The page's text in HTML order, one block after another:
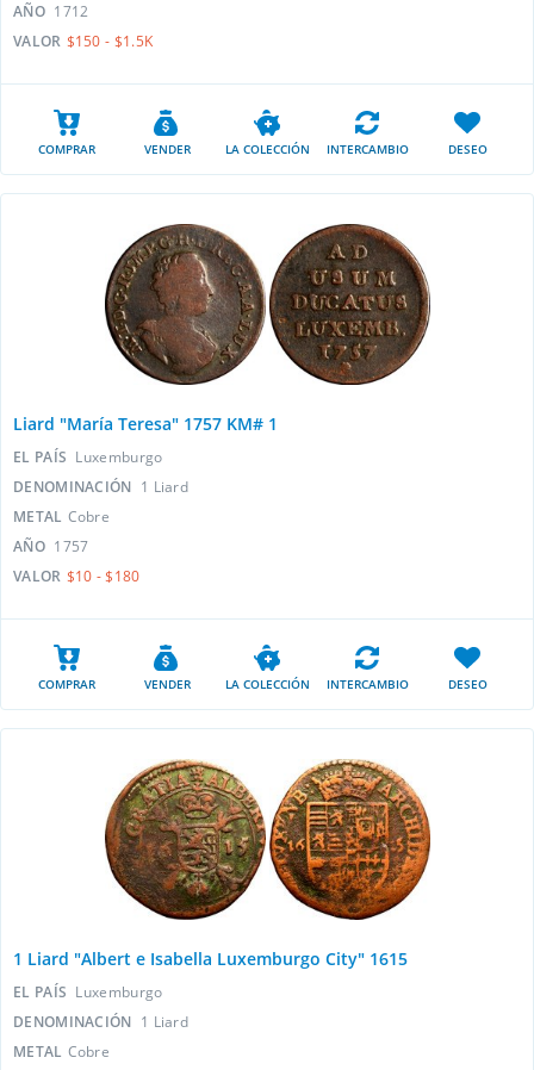
AÑO 1712
VALOR $150 - $1.5K
COMPRAR VENDER LA COLECCIÓN INTERCAMBIO DESEO
Liard "María Teresa" 1757 KM# 1
EL PAÍS Luxemburgo
DENOMINACIÓN 1 Liard
METAL Cobre
AÑO 1757
VALOR $10 - $180
COMPRAR VENDER LA COLECCIÓN INTERCAMBIO DESEO
1 Liard "Albert e Isabella Luxemburgo City" 1615
EL PAÍS Luxemburgo
DENOMINACIÓN 1 Liard
METAL Cobre